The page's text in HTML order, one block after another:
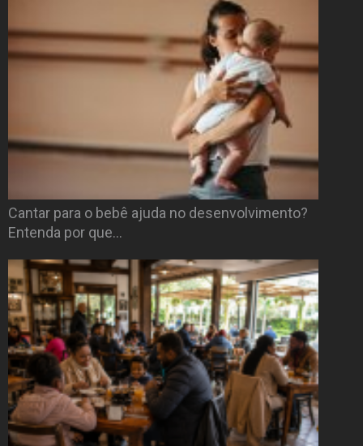
Cantar para o bebê ajuda no desenvolvimento?
Entenda por que…